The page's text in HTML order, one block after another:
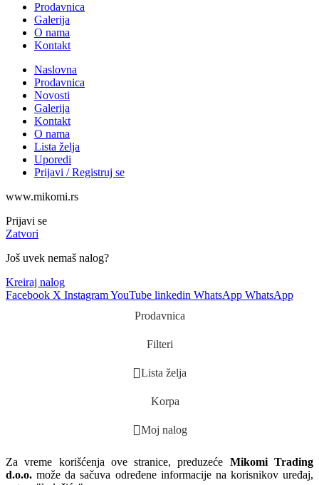
Prodavnica
Galerija
O nama
Kontakt
Naslovna
Prodavnica
Novosti
Galerija
Kontakt
O nama
Lista želja
Uporedi
Prijavi / Registruj se
www.mikomi.rs
Prijavi se
Zatvori
Još uvek nemaš nalog?
Kreiraj nalog
Facebook X InstagramYouTube linkedin WhatsApp WhatsApp
Prodavnica
Filteri
Lista želja
Korpa
Moj nalog
Za vreme korišćenja ove stranice, preduzeće Mikomi Trading
d.o.o. može da sačuva određene informacije na korisnikov uređaj,